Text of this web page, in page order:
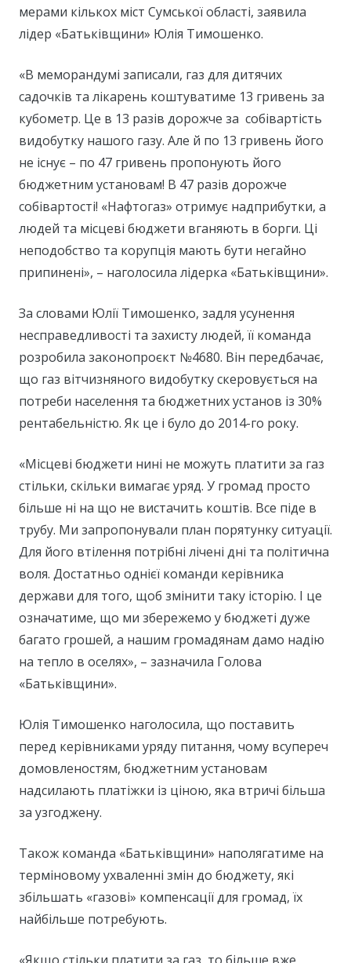
мерами кількох міст Сумської області, заявила
лідер «Батьківщини» Юлія Тимошенко.
«В меморандумі записали, газ для дитячих
садочків та лікарень коштуватиме 13 гривень за
кубометр. Це в 13 разів дорожче за собівартість
видобутку нашого газу. Але й по 13 гривень його
не існує – по 47 гривень пропонують його
бюджетним установам! В 47 разів дорожче
собівартості! «Нафтогаз» отримує надприбутки, а
людей та місцеві бюджети вганяють в борги. Ці
неподобство та корупція мають бути негайно
припинені», – наголосила лідерка «Батьківщини».
За словами Юлії Тимошенко, задля усунення
несправедливості та захисту людей, її команда
розробила законопроєкт №4680. Він передбачає,
що газ вітчизняного видобутку скеровується на
потреби населення та бюджетних установ із 30%
рентабельністю. Як це і було до 2014-го року.
«Місцеві бюджети нині не можуть платити за газ
стільки, скільки вимагає уряд. У громад просто
більше ні на що не вистачить коштів. Все піде в
трубу. Ми запропонували план порятунку ситуації.
Для його втілення потрібні лічені дні та політична
воля. Достатньо однієї команди керівника
держави для того, щоб змінити таку історію. І це
означатиме, що ми збережемо у бюджеті дуже
багато грошей, а нашим громадянам дамо надію
на тепло в оселях», – зазначила Голова
«Батьківщини».
Юлія Тимошенко наголосила, що поставить
перед керівниками уряду питання, чому всупереч
домовленостям, бюджетним установам
надсилають платіжки із ціною, яка втричі більша
за узгоджену.
Також команда «Батьківщини» наполягатиме на
терміновому ухваленні змін до бюджету, які
збільшать «газові» компенсації для громад, їх
найбільше потребують.